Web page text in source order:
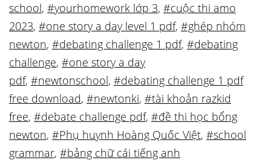
school, #yourhomework lớp 3, #cuộc thi amo
2023, #one story a day level 1 pdf, #ghép nhóm
newton, #debating challenge 1 pdf, #debating
challenge, #one story a day
pdf, #newtonschool, #debating challenge 1 pdf
free download, #newtonki, #tài khoản razkid
free, #debate challenge pdf, #đề thi học bổng
newton, #Phụ huynh Hoàng Quốc Việt, #school
grammar, #bảng chữ cái tiếng anh